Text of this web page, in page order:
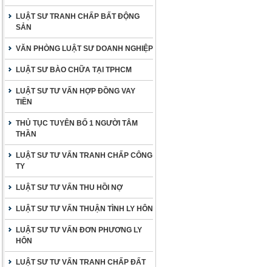
LUẬT SƯ TRANH CHẤP BẤT ĐỘNG
SẢN
VĂN PHÒNG LUẬT SƯ DOANH NGHIỆP
LUẬT SƯ BÀO CHỮA TẠI TPHCM
LUẬT SƯ TƯ VẤN HỢP ĐỒNG VAY
TIỀN
THỦ TỤC TUYÊN BỐ 1 NGƯỜI TÂM
THẦN
LUẬT SƯ TƯ VẤN TRANH CHẤP CÔNG
TY
LUẬT SƯ TƯ VẤN THU HỒI NỢ
LUẬT SƯ TƯ VẤN THUẬN TÌNH LY HÔN
LUẬT SƯ TƯ VẤN ĐƠN PHƯƠNG LY
HÔN
LUẬT SƯ TƯ VẤN TRANH CHẤP ĐẤT